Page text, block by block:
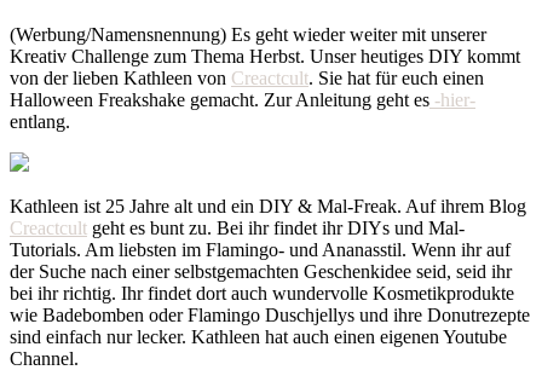
(Werbung/Namensnennung) Es geht wieder weiter mit unserer
Kreativ Challenge zum Thema Herbst. Unser heutiges DIY kommt
von der lieben Kathleen von Creactcult. Sie hat für euch einen
Halloween Freakshake gemacht. Zur Anleitung geht es -hier-
entlang.
Kathleen ist 25 Jahre alt und ein DIY & Mal-Freak. Auf ihrem Blog
Creactcult geht es bunt zu. Bei ihr findet ihr DIYs und Mal-
Tutorials. Am liebsten im Flamingo- und Ananasstil. Wenn ihr auf
der Suche nach einer selbstgemachten Geschenkidee seid, seid ihr
bei ihr richtig. Ihr findet dort auch wundervolle Kosmetikprodukte
wie Badebomben oder Flamingo Duschjellys und ihre Donutrezepte
sind einfach nur lecker. Kathleen hat auch einen eigenen Youtube
Channel.